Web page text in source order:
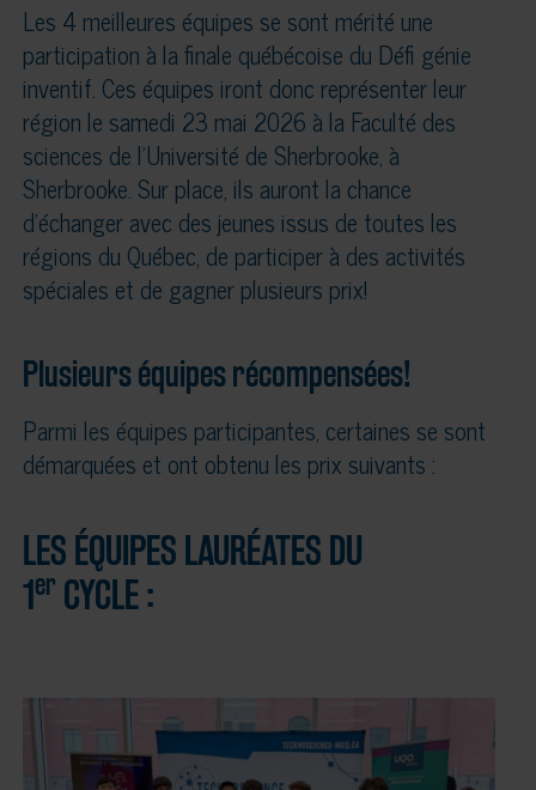
Les 4 meilleures équipes se sont mérité une
participation à la finale québécoise du Défi génie
inventif. Ces équipes iront donc représenter leur
région le samedi 23 mai 2026 à la Faculté des
sciences de l’Université de Sherbrooke, à
Sherbrooke. Sur place, ils auront la chance
d’échanger avec des jeunes issus de toutes les
régions du Québec, de participer à des activités
spéciales et de gagner plusieurs prix!
Plusieurs équipes récompensées!
Parmi les équipes participantes, certaines se sont
démarquées et ont obtenu les prix suivants :
LES ÉQUIPES LAURÉATES DU
1er CYCLE :